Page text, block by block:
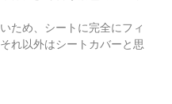
ため、シートに完全にフィ
れ以外はシートカバーと思